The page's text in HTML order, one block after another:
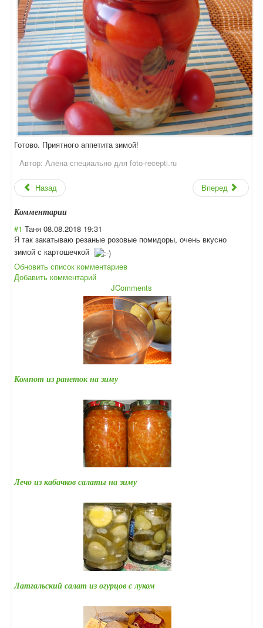
Готово. Приятного аппетита зимой!
Автор: Алена специально для foto-recepti.ru
Назад Вперед
Комментарии
#1 Таня 08.08.2018 19:31
Я так закатываю резаные розовые помидоры, очень вкусно
зимой с картошечкой
Обновить список комментариев
Добавить комментарий
JComments
Компот из ранеток на зиму
Лечо из кабачков салаты на зиму
Латгальский салат из огурцов с луком